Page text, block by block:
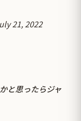
21, 2022
と思ったらジャ